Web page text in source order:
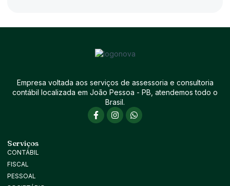
Empresa voltada aos serviços de assessoria e consultoria
contábil localizada em João Pessoa - PB, atendemos todo o
Brasil.
Serviços
CONTÁBIL
FISCAL
PESSOAL